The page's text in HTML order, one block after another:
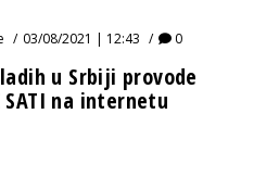
03/08/2021 | 12:43 0
u Srbiji provode
SATI na internetu